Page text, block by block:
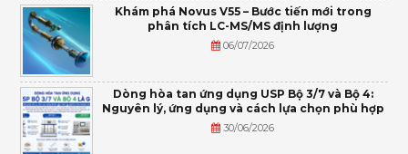
Khám phá Novus V55 – Bước tiến mới trong
phân tích LC-MS/MS định lượng
06/07/2026
Dòng hòa tan ứng dụng USP Bộ 3/7 và Bộ 4:
Nguyên lý, ứng dụng và cách lựa chọn phù hợp
30/06/2026